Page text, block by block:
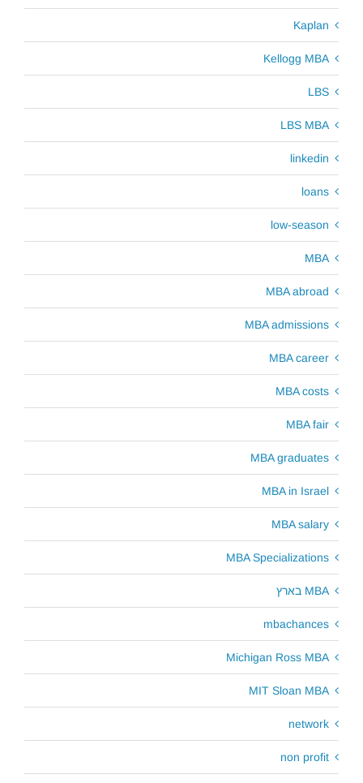
Kaplan
Kellogg MBA
LBS
LBS MBA
linkedin
loans
low-season
MBA
MBA abroad
MBA admissions
MBA career
MBA costs
MBA fair
MBA graduates
MBA in Israel
MBA salary
MBA Specializations
MBA בארץ
mbachances
Michigan Ross MBA
MIT Sloan MBA
network
non profit